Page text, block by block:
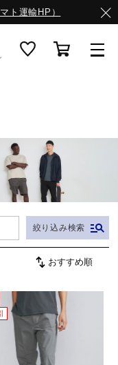
ト運輸HP）
絞り込み検索